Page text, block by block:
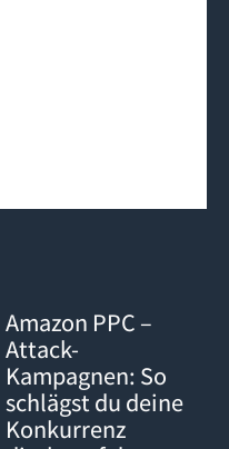
Amazon PPC –
Attack-
Kampagnen: So
schlägst du deine
Konkurrenz